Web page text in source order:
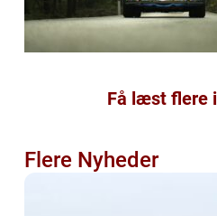
Få læst flere
Flere Nyheder